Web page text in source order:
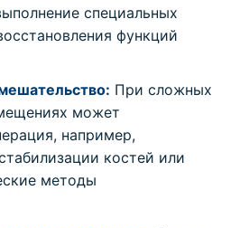
специальных
функций
При сложных
может
например,
костей или
методы